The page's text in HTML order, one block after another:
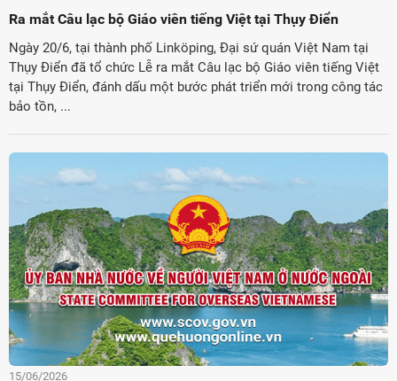
Ra mắt Câu lạc bộ Giáo viên tiếng Việt tại Thụy Điển
Ngày 20/6, tại thành phố Linköping, Đại sứ quán Việt Nam tại
Thụy Điển đã tổ chức Lễ ra mắt Câu lạc bộ Giáo viên tiếng Việt
tại Thụy Điển, đánh dấu một bước phát triển mới trong công tác
bảo tồn, ...
15/06/2026